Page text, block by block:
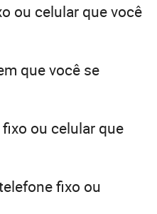
ou celular que você
que você se
ou celular que
fixo ou